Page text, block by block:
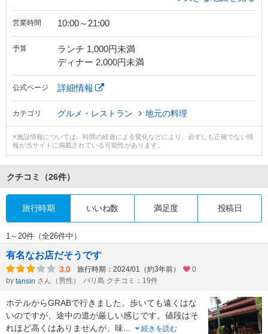
営業時間 10:00～21:00
予算
ランチ 1,000円未満
ディナー 2,000円未満
公式ページ 詳細情報
カテゴリ グルメ・レストラン 地元の料理
※施設情報については、時間の経過による変化などにより、必ずしも正確でない情
報が当サイトに掲載されている可能性があります。
クチコミ （26件）
旅行時期 いいね数 満足度 投稿日
1～20件（全26件中）
有名なお店だそうです
3.0 旅行時期：2024/01（約3年前）
0
by tansin さん（男性） バリ島 クチコミ：19件
ホテルからGRABで行きました。歩いても遠くはな
いのですが、途中の道が厳しい感じです。値段はそ
れほど高くはありませんが、味...
続きを読む